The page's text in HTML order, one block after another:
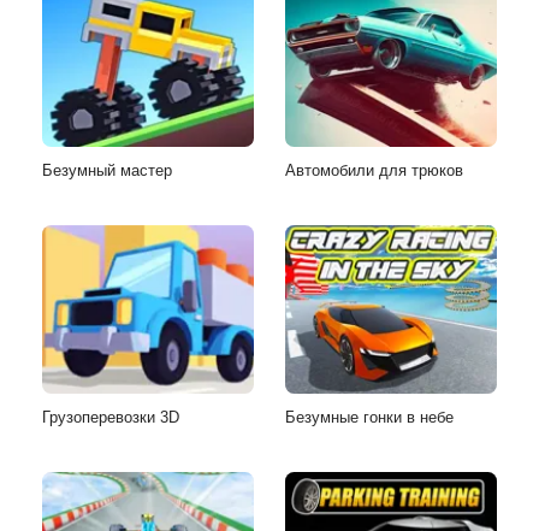
Безумный мастер Автомобили для трюков
Грузоперевозки 3D Безумные гонки в небе